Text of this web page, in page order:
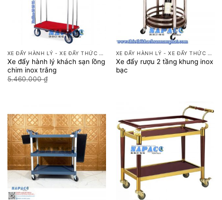
XE ĐẨY HÀNH LÝ - XE ĐẨY THỨC ĂN
Xe đẩy hành lý khách sạn lồng
chim inox trắng
5.460.000₫
XE ĐẨY HÀNH LÝ - XE ĐẨY THỨC ĂN
Xe đẩy rượu 2 tầng khung inox
bạc